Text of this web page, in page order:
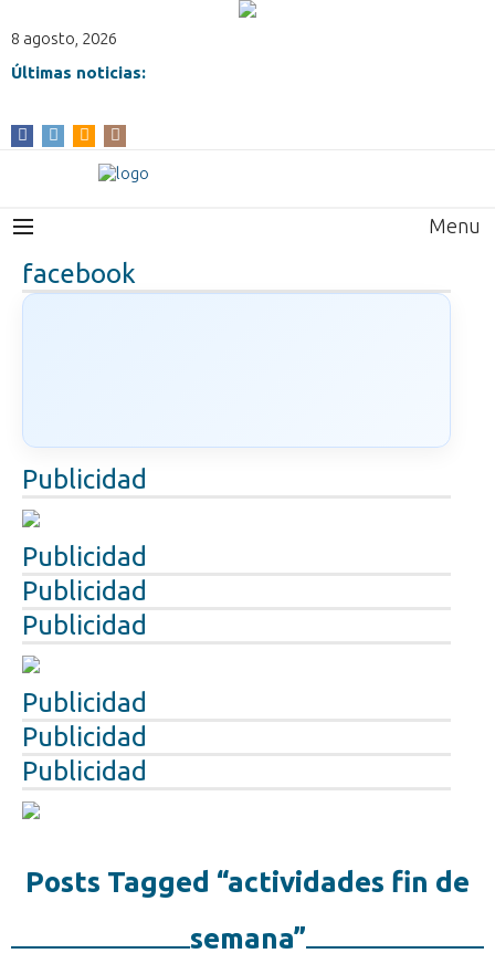
8 agosto, 2026
Últimas noticias:
Menu
facebook
Publicidad
Publicidad
Publicidad
Publicidad
Publicidad
Publicidad
Publicidad
Posts Tagged “actividades fin de
semana”